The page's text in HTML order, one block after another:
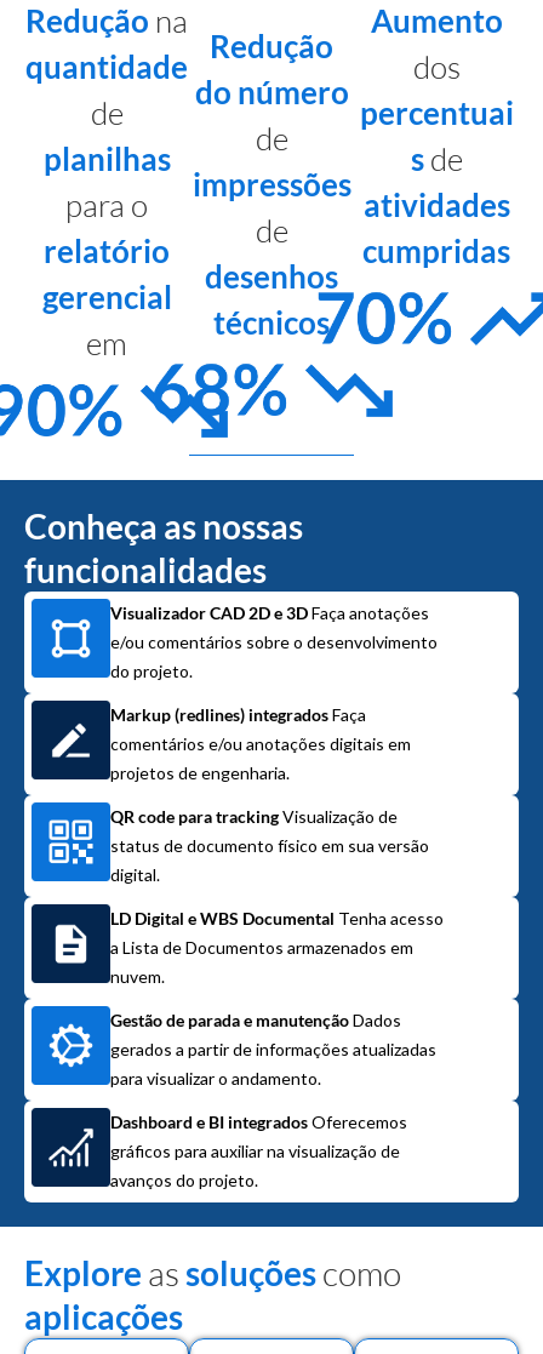
Redução na
quantidade
de
planilhas
para o
relatório
gerencial
em
Redução
do número
de
impressões
de
desenhos
técnicos
Aumento
dos
percentuai
sde
atividades
cumpridas
Conheça as nossas
funcionalidades
Visualizador CAD 2D e 3DFaça anotações
e/ou comentários sobre o desenvolvimento
do projeto.
Markup (redlines) integradosFaça
comentários e/ou anotações digitais em
projetos de engenharia.
QR code para trackingVisualização de
status de documento físico em sua versão
digital.
LD Digital e WBS Documental Tenha acesso
a Lista de Documentos armazenados em
nuvem.
Gestão de parada e manutençãoDados
gerados a partir de informações atualizadas
para visualizar o andamento.
Dashboard e BI integradosOferecemos
gráficos para auxiliar na visualização de
avanços do projeto.
Explore assoluçõescomo
aplicações